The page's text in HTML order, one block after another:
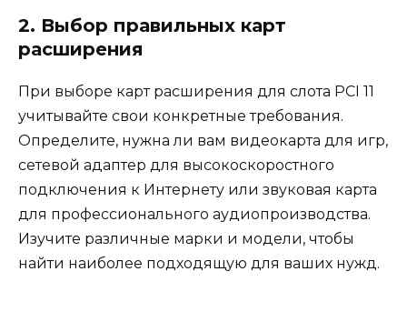
2. Выбор правильных карт
расширения
При выборе карт расширения для слота PCI 11
учитывайте свои конкретные требования.
Определите, нужна ли вам видеокарта для игр,
сетевой адаптер для высокоскоростного
подключения к Интернету или звуковая карта
для профессионального аудиопроизводства.
Изучите различные марки и модели, чтобы
найти наиболее подходящую для ваших нужд.